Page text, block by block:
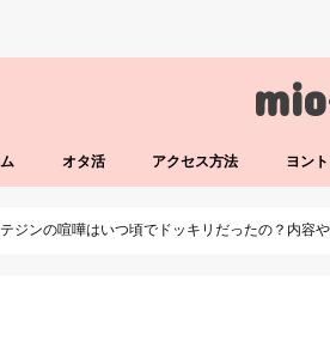
オタ活 アクセス方法 ヨン
ジンの喧嘩はいつ頃でドッキリだったの？内容